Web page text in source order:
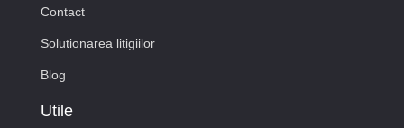
Contact
Solutionarea litigiilor
Blog
Utile